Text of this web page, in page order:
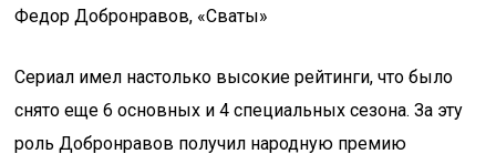
Федор Добронравов, «Сваты»
Сериал имел настолько высокие рейтинги, что было
снято еще 6 основных и 4 специальных сезона. За эту
роль Добронравов получил народную премию